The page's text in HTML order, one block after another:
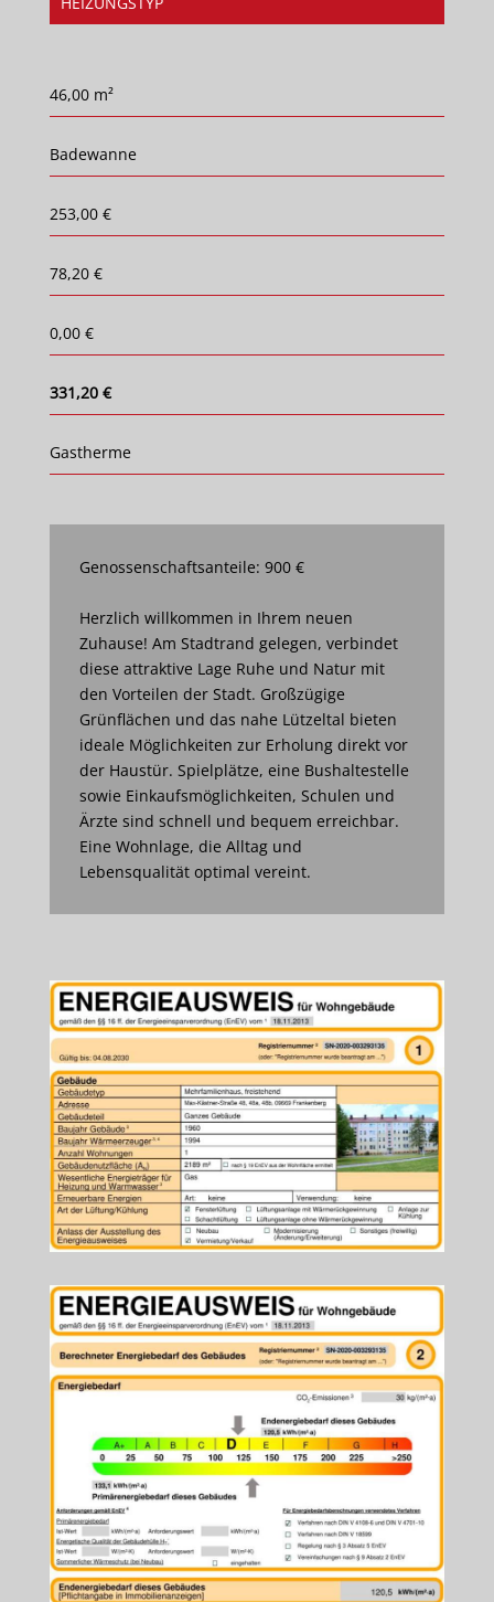
46,00 m²
Badewanne
253,00 €
78,20 €
0,00 €
331,20 €
Gastherme
Genossenschaftsanteile: 900 €
Herzlich willkommen in Ihrem neuen
Zuhause! Am Stadtrand gelegen, verbindet
diese attraktive Lage Ruhe und Natur mit
den Vorteilen der Stadt. Großzügige
Grünflächen und das nahe Lützeltal bieten
ideale Möglichkeiten zur Erholung direkt vor
der Haustür. Spielplätze, eine Bushaltestelle
sowie Einkaufsmöglichkeiten, Schulen und
Ärzte sind schnell und bequem erreichbar.
Eine Wohnlage, die Alltag und
Lebensqualität optimal vereint.